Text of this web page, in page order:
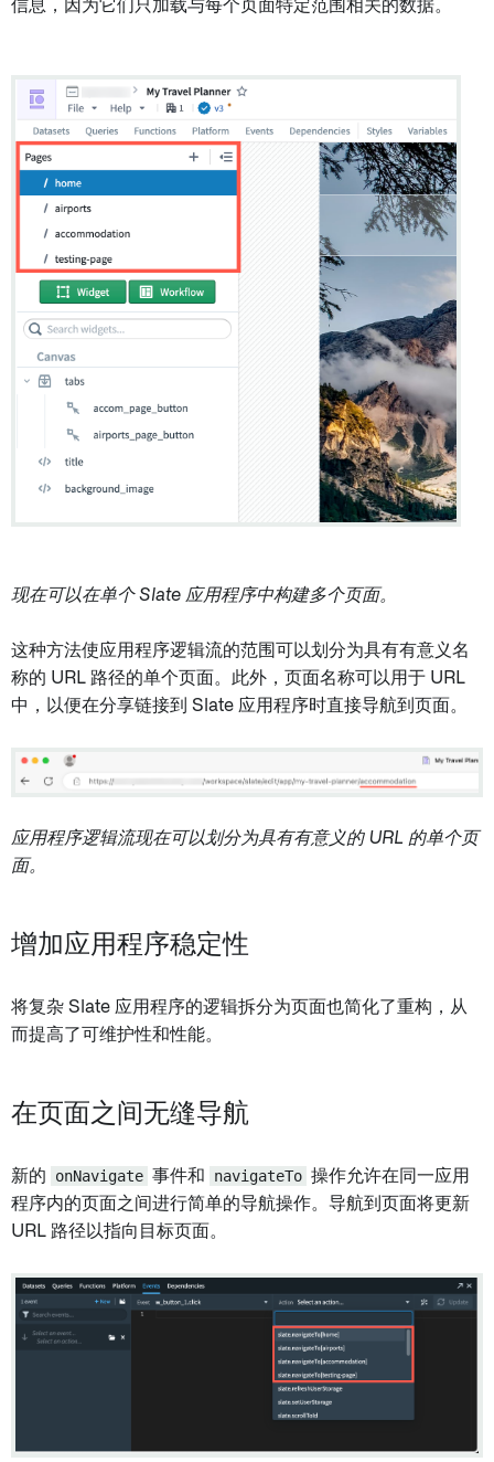
信息，因为它们只加载与每个页面特定范围相关的数据。
现在可以在单个 Slate 应用程序中构建多个页面。
这种方法使应用程序逻辑流的范围可以划分为具有有意义名
称的 URL 路径的单个页面。此外，页面名称可以用于 URL
中，以便在分享链接到 Slate 应用程序时直接导航到页面。
应用程序逻辑流现在可以划分为具有有意义的 URL 的单个页
面。
增加应用程序稳定性
将复杂 Slate 应用程序的逻辑拆分为页面也简化了重构，从
而提高了可维护性和性能。
在页面之间无缝导航
新的 onNavigate 事件和 navigateTo 操作允许在同一应用
程序内的页面之间进行简单的导航操作。导航到页面将更新
URL 路径以指向目标页面。